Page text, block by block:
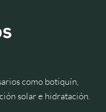
como botiquín,
solar e hidratación.